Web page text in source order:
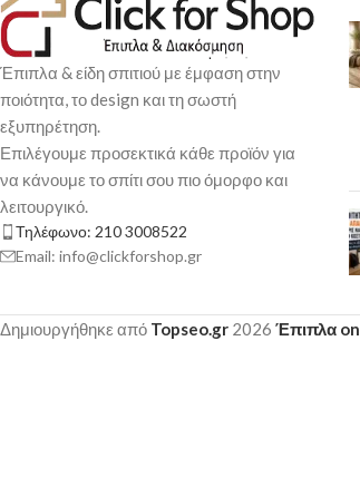
Έπιπλα & είδη σπιτιού με έμφαση στην
ποιότητα, το design και τη σωστή
εξυπηρέτηση.
Επιλέγουμε προσεκτικά κάθε προϊόν για
να κάνουμε το σπίτι σου πιο όμορφο και
λειτουργικό.
Τηλέφωνο: 210 3008522
Email: info@clickforshop.gr
Δημιουργήθηκε από Topseo.gr 2026 Έπιπλα